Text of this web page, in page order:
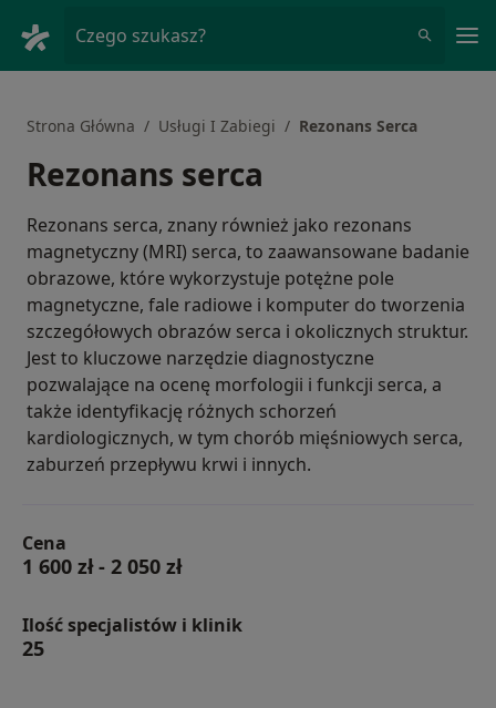
Czego szukasz?
Strona Główna Usługi I Zabiegi Rezonans Serca
Rezonans serca
Rezonans serca, znany również jako rezonans
magnetyczny (MRI) serca, to zaawansowane badanie
obrazowe, które wykorzystuje potężne pole
magnetyczne, fale radiowe i komputer do tworzenia
szczegółowych obrazów serca i okolicznych struktur.
Jest to kluczowe narzędzie diagnostyczne
pozwalające na ocenę morfologii i funkcji serca, a
także identyfikację różnych schorzeń
kardiologicznych, w tym chorób mięśniowych serca,
zaburzeń przepływu krwi i innych.
Cena
1 600 zł- 2 050 zł
Ilość specjalistów i klinik
25